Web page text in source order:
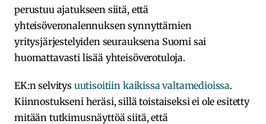
perustuu ajatukseen siitä, että
yhteisöveronalennuksen synnyttämien
yritysjärjestelyiden seurauksena Suomi sai
huomattavasti lisää yhteisöverotuloja.
EK:n selvitys uutisoitiin kaikissa valtamedioissa.
Kiinnostukseni heräsi, sillä toistaiseksi ei ole esitetty
mitään tutkimusnäyttöä siitä, että